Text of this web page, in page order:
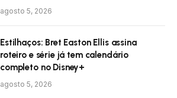
agosto 5, 2026
Estilhaços: Bret Easton Ellis assina
roteiro e série já tem calendário
completo no Disney+
agosto 5, 2026